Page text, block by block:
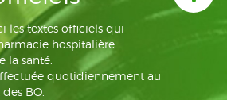
les textes officiels qui
hospitalière
la santé.
quotidiennement au
BO.